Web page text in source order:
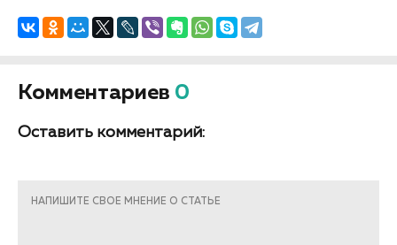
Комментариев 0
Оставить комментарий:
НАПИШИТЕ СВОЕ МНЕНИЕ О СТАТЬЕ